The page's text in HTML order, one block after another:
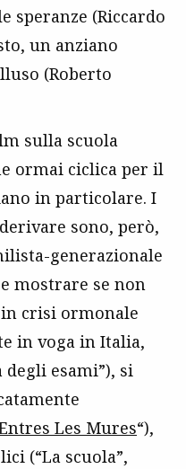
speranze (Riccardo
un anziano
(Roberto
sulla scuola
ormai ciclica per il
in particolare. I
sono, però,
generazionale
mostrare se non
crisi ormonale
in voga in Italia,
esami”), si
Les Mures“),
(“La scuola”,